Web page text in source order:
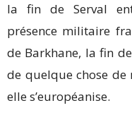
la fin de Serval
présence militaire
de Barkhane, la fin
de quelque chose de
elle s’européanise.